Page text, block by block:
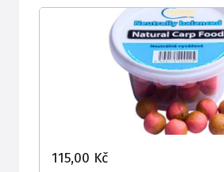
115,00 Kč